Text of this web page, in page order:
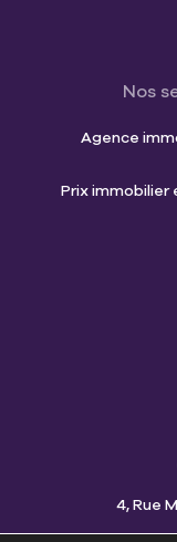
Nos
Agence
Prix immobilier
4, Rue